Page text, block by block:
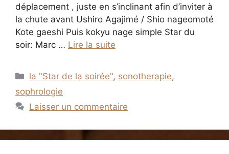
déplacement , juste en s’inclinant afin d’inviter à
la chute avant Ushiro Agajimé / Shio nageomoté
Kote gaeshi Puis kokyu nage simple Star du
soir: Marc … Lire la suite
Catégories
la "Star de la soirée", sonotherapie,
sophrologie
Laisser un commentaire